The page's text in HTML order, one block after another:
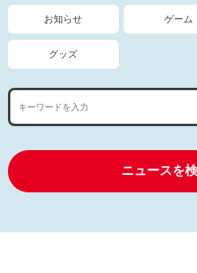
お知らせ ゲーム
グッズ
ニュースを